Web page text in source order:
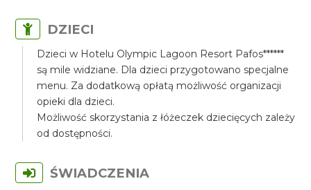
DZIECI
Dzieci w Hotelu Olympic Lagoon Resort Pafos******
są mile widziane. Dla dzieci przygotowano specjalne
menu. Za dodatkową opłatą możliwość organizacji
opieki dla dzieci.
Możliwość skorzystania z łóżeczek dziecięcych zależy
od dostępności.
ŚWIADCZENIA